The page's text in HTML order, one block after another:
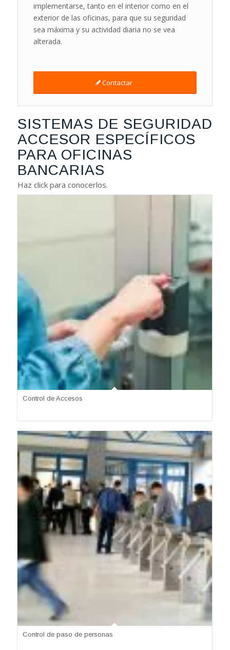
implementarse, tanto en el interior como en el
exterior de las oficinas, para que su seguridad
sea máxima y su actividad diaria no se vea
alterada.
Contactar
SISTEMAS DE SEGURIDAD
ACCESOR ESPECÍFICOS
PARA OFICINAS
BANCARIAS
Haz click para conocerlos.
Control de Accesos
Control de paso de personas